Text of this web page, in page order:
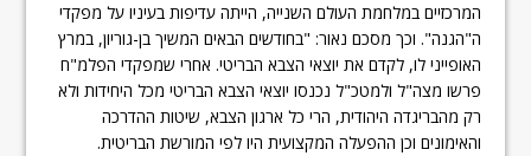
המרכזיים במלחמת העולם השנייה, הייתה עדיפות בעיניו על מפקדי
ה"הגנה". וכך מסכם נאור: "בחודשים הבאים המשיך בן-גוריון, במרץ
האופייני לו, לקדם את יוצאי הצבא הבריטי. אחרי שמפקדי הפלמ"ח
פרשו מצה"ל ולמטכ"ל נכנסו יוצאי הצבא הבריטי מכל היחידות ולא
רק מהבריגדה היהודית, הרי כל ארגון הצבא, שיטות ההדרכה
והאימונים וכן ההפעלה המקצועית היו לפי המורשת הבריטית.